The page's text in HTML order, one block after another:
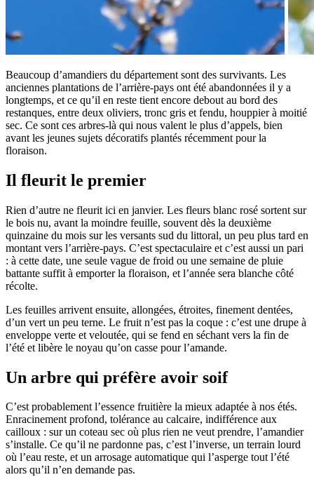
Beaucoup d’amandiers du département sont des survivants. Les
anciennes plantations de l’arrière-pays ont été abandonnées il y a
longtemps, et ce qu’il en reste tient encore debout au bord des
restanques, entre deux oliviers, tronc gris et fendu, houppier à moitié
sec. Ce sont ces arbres-là qui nous valent le plus d’appels, bien
avant les jeunes sujets décoratifs plantés récemment pour la
floraison.
Il fleurit le premier
Rien d’autre ne fleurit ici en janvier. Les fleurs blanc rosé sortent sur
le bois nu, avant la moindre feuille, souvent dès la deuxième
quinzaine du mois sur les versants sud du littoral, un peu plus tard en
montant vers l’arrière-pays. C’est spectaculaire et c’est aussi un pari
: à cette date, une seule vague de froid ou une semaine de pluie
battante suffit à emporter la floraison, et l’année sera blanche côté
récolte.
Les feuilles arrivent ensuite, allongées, étroites, finement dentées,
d’un vert un peu terne. Le fruit n’est pas la coque : c’est une drupe à
enveloppe verte et veloutée, qui se fend en séchant vers la fin de
l’été et libère le noyau qu’on casse pour l’amande.
Un arbre qui préfère avoir soif
C’est probablement l’essence fruitière la mieux adaptée à nos étés.
Enracinement profond, tolérance au calcaire, indifférence aux
cailloux : sur un coteau sec où plus rien ne veut prendre, l’amandier
s’installe. Ce qu’il ne pardonne pas, c’est l’inverse, un terrain lourd
où l’eau reste, et un arrosage automatique qui l’asperge tout l’été
alors qu’il n’en demande pas.